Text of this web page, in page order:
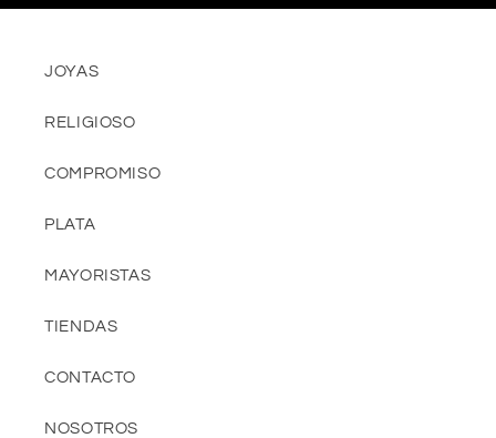
JOYAS
RELIGIOSO
COMPROMISO
PLATA
MAYORISTAS
TIENDAS
CONTACTO
NOSOTROS